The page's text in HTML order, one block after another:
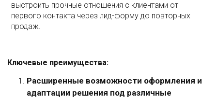
выстроить прочные отношения с клиентами от
первого контакта через лид-форму до повторных
продаж.
Ключевые преимущества:
Расширенные возможности оформления и
адаптации решения под различные